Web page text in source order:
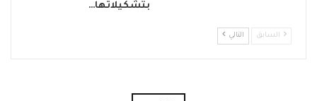
بتشكيلاتها…
السابق التالي